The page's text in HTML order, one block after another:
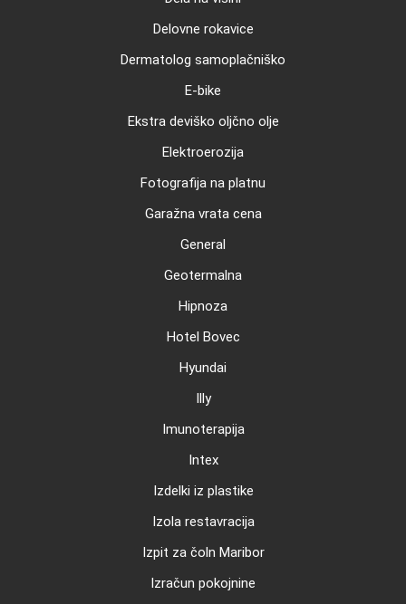
Delovne rokavice
Dermatolog samoplačniško
E-bike
Ekstra deviško oljčno olje
Elektroerozija
Fotografija na platnu
Garažna vrata cena
General
Geotermalna
Hipnoza
Hotel Bovec
Hyundai
Illy
Imunoterapija
Intex
Izdelki iz plastike
Izola restavracija
Izpit za čoln Maribor
Izračun pokojnine